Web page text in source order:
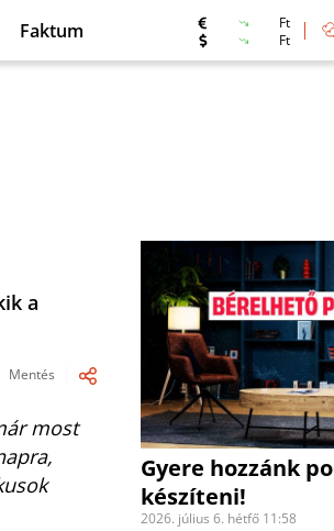
Faktum
Ft
Ft
a
Mentés
most
Gyere hozzánk
készíteni!
2026. július 6. hétfő 11:58